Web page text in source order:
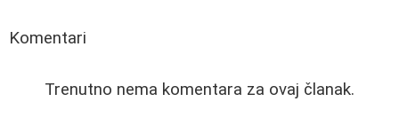
Komentari
Trenutno nema komentara za ovaj članak.